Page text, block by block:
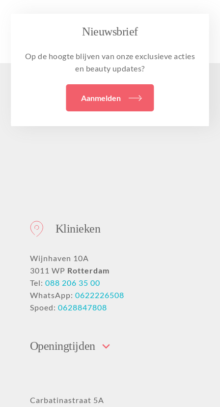
Nieuwsbrief
Op de hoogte blijven van onze exclusieve acties
en beauty updates?
Aanmelden
Klinieken
Wijnhaven 10A
3011 WP Rotterdam
Tel: 088 206 35 00
WhatsApp: 0622226508
Spoed: 0628847808
Openingtijden
Carbatinastraat 5A